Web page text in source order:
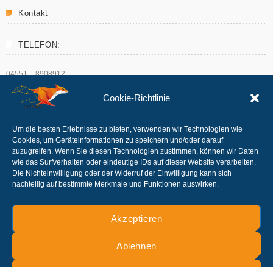
Cookie-Richtlinie
Um die besten Erlebnisse zu bieten, verwenden wir Technologien wie
Cookies, um Geräteinformationen zu speichern und/oder darauf
zuzugreifen. Wenn Sie diesen Technologien zustimmen, können wir Daten
wie das Surfverhalten oder eindeutige IDs auf dieser Website verarbeiten.
Die Nichteinwilligung oder der Widerruf der Einwilligung kann sich
nachteilig auf bestimmte Merkmale und Funktionen auswirken.
Akzeptieren
Ablehnen
Kontakt
TELEFON:
04551 – 8908912
E-Mail:
Folge uns